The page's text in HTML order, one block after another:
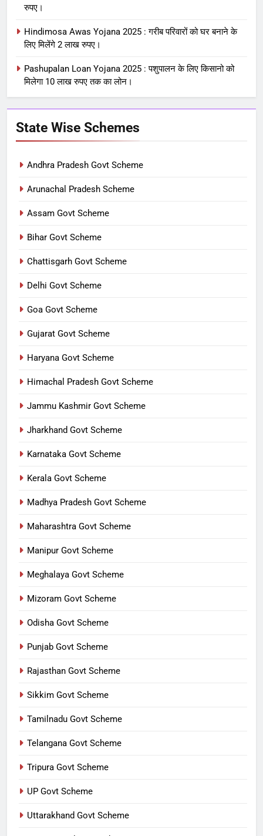
रुपए।
Hindimosa Awas Yojana 2025 : गरीब परिवारों को घर बनाने के
लिए मिलेंगे 2 लाख रुपए।
Pashupalan Loan Yojana 2025 : पशुपालन के लिए किसानो को
मिलेगा 10 लाख रुपए तक का लोन।
State Wise Schemes
Andhra Pradesh Govt Scheme
Arunachal Pradesh Scheme
Assam Govt Scheme
Bihar Govt Scheme
Chattisgarh Govt Scheme
Delhi Govt Scheme
Goa Govt Scheme
Gujarat Govt Scheme
Haryana Govt Scheme
Himachal Pradesh Govt Scheme
Jammu Kashmir Govt Scheme
Jharkhand Govt Scheme
Karnataka Govt Scheme
Kerala Govt Scheme
Madhya Pradesh Govt Scheme
Maharashtra Govt Scheme
Manipur Govt Scheme
Meghalaya Govt Scheme
Mizoram Govt Scheme
Odisha Govt Scheme
Punjab Govt Scheme
Rajasthan Govt Scheme
Sikkim Govt Scheme
Tamilnadu Govt Scheme
Telangana Govt Scheme
Tripura Govt Scheme
UP Govt Scheme
Uttarakhand Govt Scheme